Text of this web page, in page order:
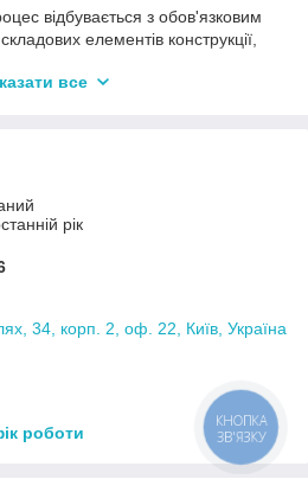
відбувається з обов'язковим
елементів конструкції,
ресурс споруди,
- відмінний утеплювач з
не дивлячись на те, що він
підбір утеплювача - це не та
заощаджувати. Хоча навіть в цій
вартість.
це різновид мінеральної вати. В
базальтова маса, за рахунок
наділяється більш високими
довговічності, ніж аналоги з цієї
купити кам'яну вату, базальтову
все
рік
34, корп. 2, оф. 22, Київ, Україна
роботи
КНОПКА
ЗВ'ЯЗКУ